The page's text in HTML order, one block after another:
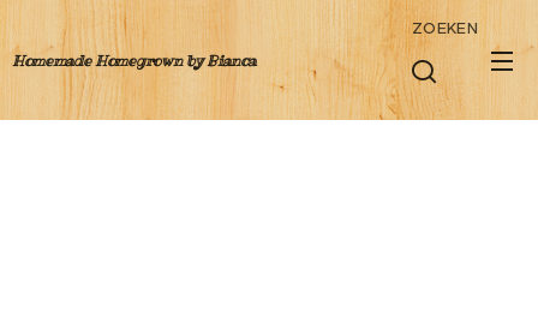
Homemade Homegrown by Bianca
ZOEKEN